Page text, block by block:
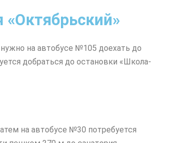
«Октябрьский»
на автобусе №105 доехать до
добраться до остановки «Школа-
на автобусе №30 потребуется